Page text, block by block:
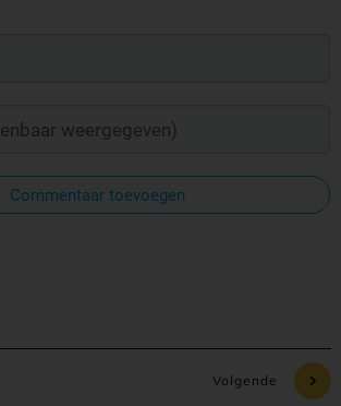
Commentaar toevoegen
Volgende